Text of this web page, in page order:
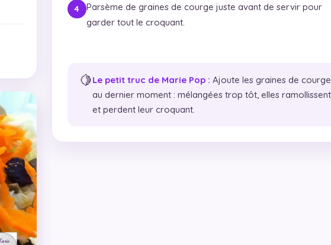
Parsème de graines de courge juste avant de servir pour
garder tout le croquant.
🍋Le petit truc de Marie Pop : Ajoute les graines de courge
au dernier moment : mélangées trop tôt, elles ramollissent
et perdent leur croquant.